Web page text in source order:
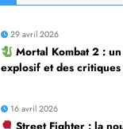
29 avril 2026
Mortal Kombat 2 :
explosif et des
16 avril 2026